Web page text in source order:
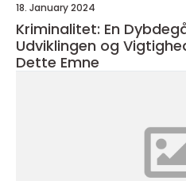
18. January 2024
Kriminalitet: En
Udviklingen og
Dette Emne